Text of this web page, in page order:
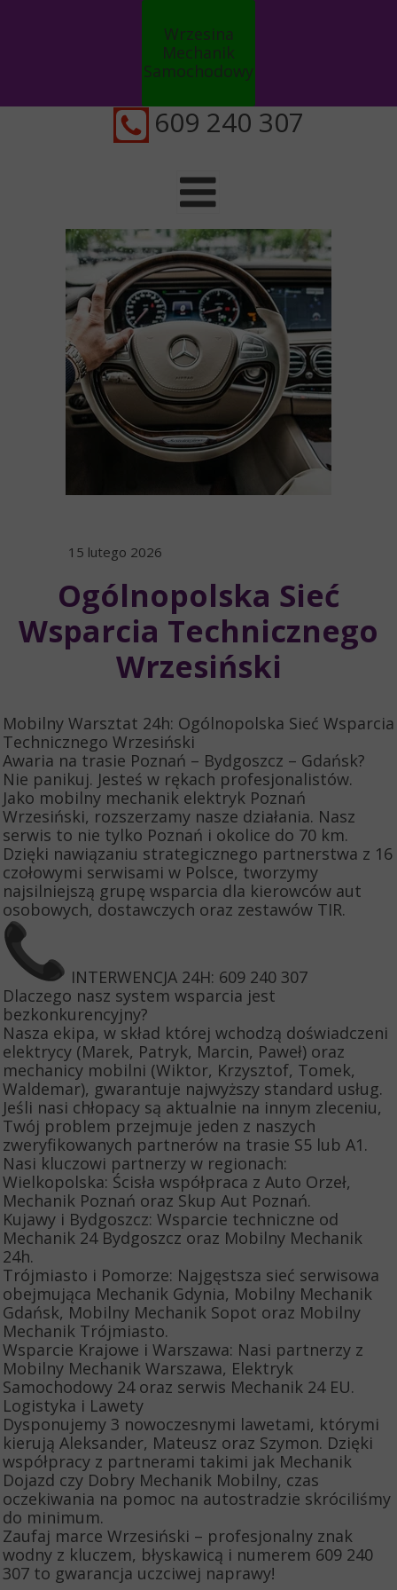
609 240 307
Wrzesina
Mechanik
Samochodowy
Auto serwis
15 lutego 2026
Ogólnopolska Sieć
Wsparcia Technicznego
Wrzesiński
Mobilny Warsztat 24h: Ogólnopolska Sieć Wsparcia
Technicznego Wrzesiński
​Awaria na trasie Poznań – Bydgoszcz – Gdańsk?
Nie panikuj. Jesteś w rękach profesjonalistów.
​Jako mobilny mechanik elektryk Poznań
Wrzesiński, rozszerzamy nasze działania. Nasz
serwis to nie tylko Poznań i okolice do 70 km.
Dzięki nawiązaniu strategicznego partnerstwa z 16
czołowymi serwisami w Polsce, tworzymy
najsilniejszą grupę wsparcia dla kierowców aut
osobowych, dostawczych oraz zestawów TIR.
INTERWENCJA 24H: 609 240 307
​Dlaczego nasz system wsparcia jest
bezkonkurencyjny?
​Nasza ekipa, w skład której wchodzą doświadczeni
elektrycy (Marek, Patryk, Marcin, Paweł) oraz
mechanicy mobilni (Wiktor, Krzysztof, Tomek,
Waldemar), gwarantuje najwyższy standard usług.
Jeśli nasi chłopacy są aktualnie na innym zleceniu,
Twój problem przejmuje jeden z naszych
zweryfikowanych partnerów na trasie S5 lub A1.
​Nasi kluczowi partnerzy w regionach:
​Wielkopolska: Ścisła współpraca z Auto Orzeł,
Mechanik Poznań oraz Skup Aut Poznań.
​Kujawy i Bydgoszcz: Wsparcie techniczne od
Mechanik 24 Bydgoszcz oraz Mobilny Mechanik
24h.
​Trójmiasto i Pomorze: Najgęstsza sieć serwisowa
obejmująca Mechanik Gdynia, Mobilny Mechanik
Gdańsk, Mobilny Mechanik Sopot oraz Mobilny
Mechanik Trójmiasto.
​Wsparcie Krajowe i Warszawa: Nasi partnerzy z
Mobilny Mechanik Warszawa, Elektryk
Samochodowy 24 oraz serwis Mechanik 24 EU.
​Logistyka i Lawety
​Dysponujemy 3 nowoczesnymi lawetami, którymi
kierują Aleksander, Mateusz oraz Szymon. Dzięki
współpracy z partnerami takimi jak Mechanik
Dojazd czy Dobry Mechanik Mobilny, czas
oczekiwania na pomoc na autostradzie skróciliśmy
do minimum.
​Zaufaj marce Wrzesiński – profesjonalny znak
wodny z kluczem, błyskawicą i numerem 609 240
307 to gwarancja uczciwej naprawy!